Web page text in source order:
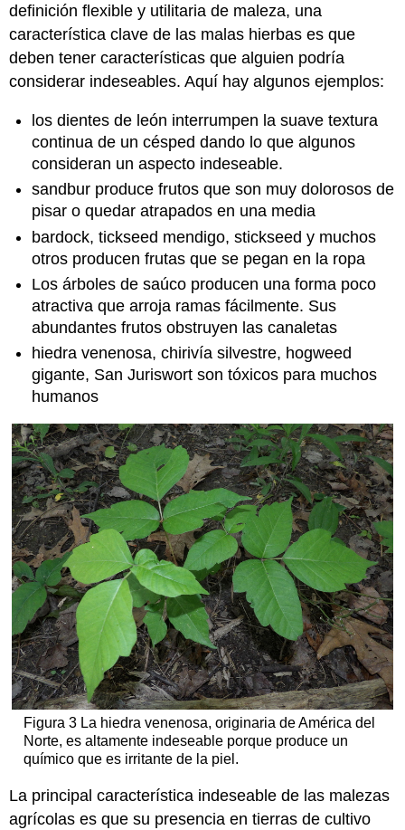
definición flexible y utilitaria de maleza, una
característica clave de las malas hierbas es que
deben tener características que alguien podría
considerar indeseables. Aquí hay algunos ejemplos:
los dientes de león interrumpen la suave textura
continua de un césped dando lo que algunos
consideran un aspecto indeseable.
sandbur produce frutos que son muy dolorosos de
pisar o quedar atrapados en una media
bardock, tickseed mendigo, stickseed y muchos
otros producen frutas que se pegan en la ropa
Los árboles de saúco producen una forma poco
atractiva que arroja ramas fácilmente. Sus
abundantes frutos obstruyen las canaletas
hiedra venenosa, chirivía silvestre, hogweed
gigante, San Juriswort son tóxicos para muchos
humanos
Figura 3 La hiedra venenosa, originaria de América del
Norte, es altamente indeseable porque produce un
químico que es irritante de la piel.
La principal característica indeseable de las malezas
agrícolas es que su presencia en tierras de cultivo